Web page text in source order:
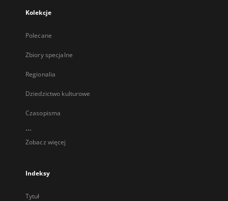
Kolekcje
Polecane
Zbiory specjalne
Regionalia
Dziedzictwo kulturowe
Czasopisma
...
Zobacz więcej
Indeksy
Tytuł